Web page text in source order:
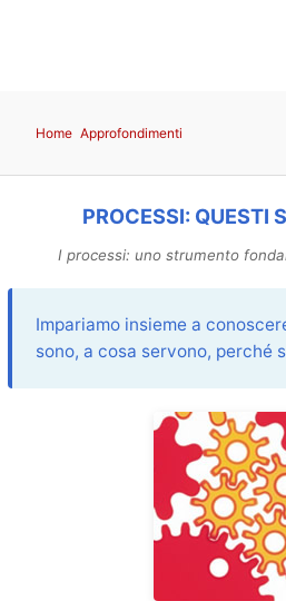
Home Approfondimenti
PROCESSI: QUESTI
I processi: uno strumento
Impariamo insieme a
sono, a cosa servono, perché